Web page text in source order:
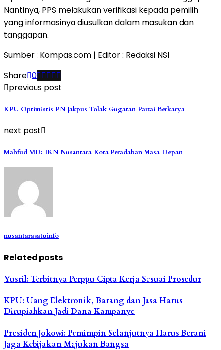
Nantinya, PPS melakukan verifikasi kepada pemilih
yang informasinya diusulkan dalam masukan dan
tanggapan.
Sumber : Kompas.com | Editor : Redaksi NSI
Share 0
previous post
KPU Optimistis PN Jakpus Tolak Gugatan Partai Berkarya
next post
Mahfud MD: IKN Nusantara Kota Peradaban Masa Depan
nusantarasatuinfo
Related posts
Yusril: Terbitnya Perppu Cipta Kerja Sesuai Prosedur
KPU: Uang Elektronik, Barang dan Jasa Harus
Dirupiahkan Jadi Dana Kampanye
Presiden Jokowi: Pemimpin Selanjutnya Harus Berani
Jaga Kebijakan Majukan Bangsa